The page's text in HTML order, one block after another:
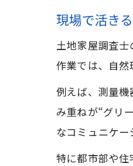
現場で活き
土地家屋調査
作業では、自然
例えば、測量
み重ねが“グリ
なコミュニケー
特に都市部や